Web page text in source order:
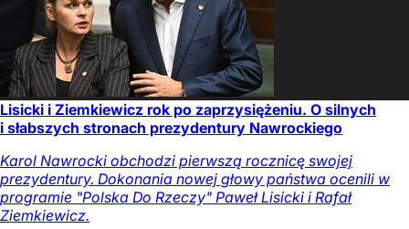
Lisicki i Ziemkiewicz rok po zaprzysiężeniu. O silnych
i słabszych stronach prezydentury Nawrockiego
Karol Nawrocki obchodzi pierwszą rocznicę swojej
prezydentury. Dokonania nowej głowy państwa ocenili w
programie "Polska Do Rzeczy" Paweł Lisicki i Rafał
Ziemkiewicz.